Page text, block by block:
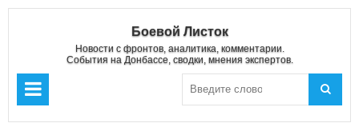
Боевой Листок
Новости с фронтов, аналитика, комментарии.
События на Донбассе, сводки, мнения экспертов.